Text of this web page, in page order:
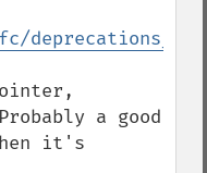
a good
it's